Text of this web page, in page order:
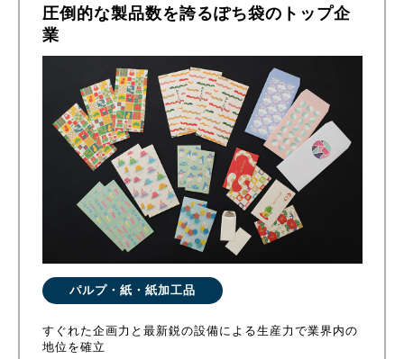
圧倒的な製品数を誇るぽち袋のトップ企
業
パルプ・紙・紙加工品
すぐれた企画力と最新鋭の設備による生産力で業界内の
地位を確立